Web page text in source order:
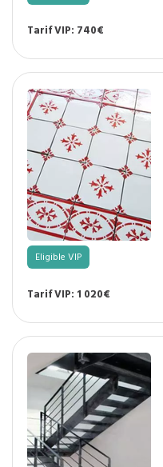
Tarif VIP: 740€
Eligible VIP
Tarif VIP: 1 020€